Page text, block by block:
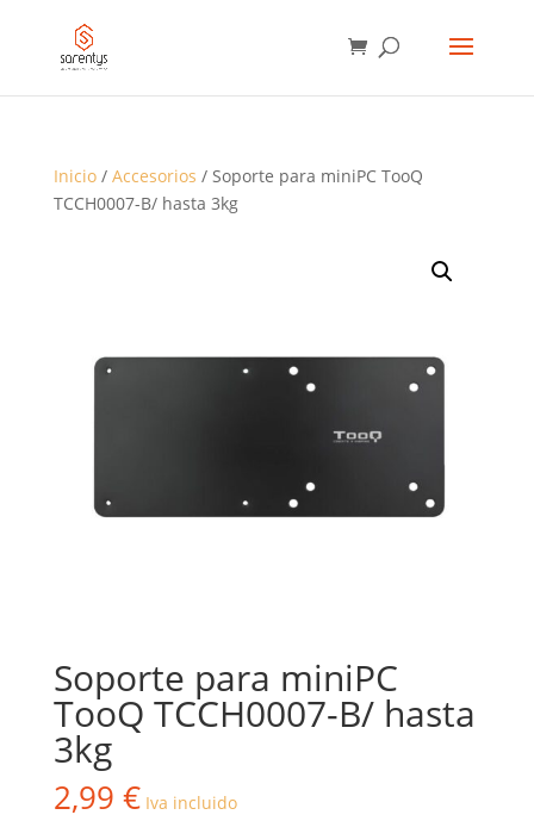
PRODUCTOS
Inicio/ Accesorios / Soporte para miniPC TooQ
TCCH0007-B/ hasta 3kg
Soporte para miniPC
TooQ TCCH0007-B/ hasta
3kg
2,99 € Iva incluido